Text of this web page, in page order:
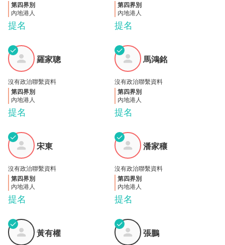
提名
第四界別
內地港人
提名
第四界別
內地港人
羅家
聰
✓
提名
羅家聰
沒有政治聯繫資料
第四界別
內地港人
馬鴻
銘
✓
提名
馬鴻銘
沒有政治聯繫資料
第四界別
內地港人
宋東
✓
提名
宋東
沒有政治聯繫資料
第四界別
內地港人
潘家
穰
✓
提名
潘家穰
沒有政治聯繫資料
第四界別
內地港人
黃有
權
✓
黃有權
張鵬
✓
張鵬